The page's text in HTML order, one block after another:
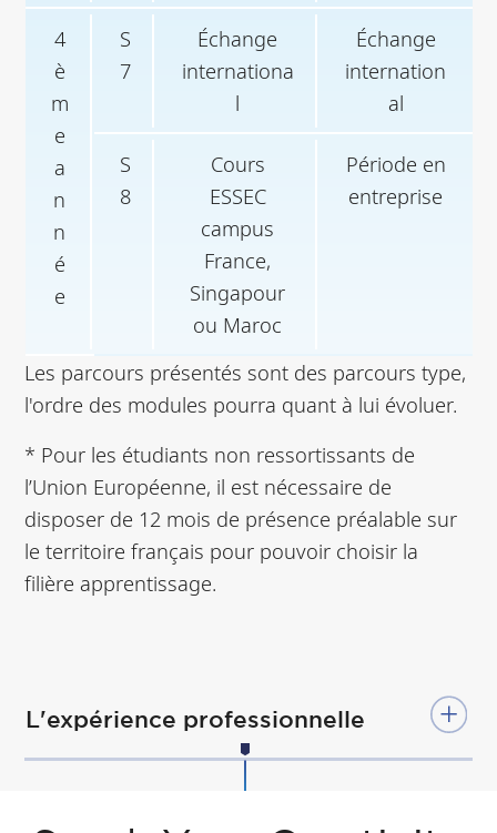
4
è
m
e
a
n
n
é
e
S
7
Échange
internationa
l
Échange
internation
al
S
8
Cours
ESSEC
campus
France,
Singapour
ou Maroc
Période en
entreprise
Les parcours présentés sont des parcours type,
l'ordre des modules pourra quant à lui évoluer.
* Pour les étudiants non ressortissants de
l’Union Européenne, il est nécessaire de
disposer de 12 mois de présence préalable sur
le territoire français pour pouvoir choisir la
filière apprentissage.
L'expérience professionnelle